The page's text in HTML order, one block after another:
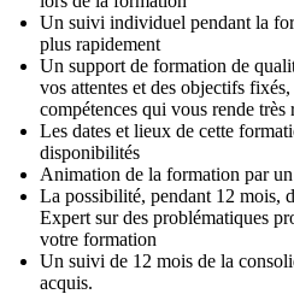
Un suivi individuel pendant la
plus rapidement
Un support de formation de
vos attentes et des objectifs
compétences qui vous rende
Les dates et lieux de cette
disponibilités
Animation de la formation par
La possibilité, pendant 12 mois,
Expert sur des problématiques
votre formation
Un suivi de 12 mois de la
acquis.